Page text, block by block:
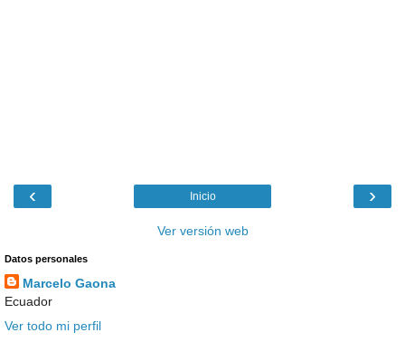
‹ ›
Inicio
Ver versión web
Datos personales
Marcelo Gaona
Ecuador
Ver todo mi perfil